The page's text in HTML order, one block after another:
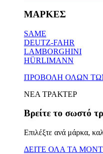
ΜΑΡΚΕΣ
SAME
DEUTZ-FAHR
LAMBORGHINI
HÜRLIMANN
ΠΡΟΒΟΛΗ ΟΛΩΝ
ΝΕΑ ΤΡΑΚΤΕΡ
Βρείτε το σωστό
Επιλέξτε ανά μάρκα,
ΔΕΙΤΕ ΟΛΑ ΤΑ